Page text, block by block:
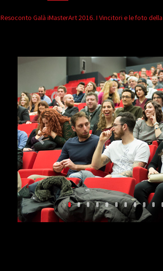
Resoconto Galà iMasterArt 2016. I Vincitori e le foto